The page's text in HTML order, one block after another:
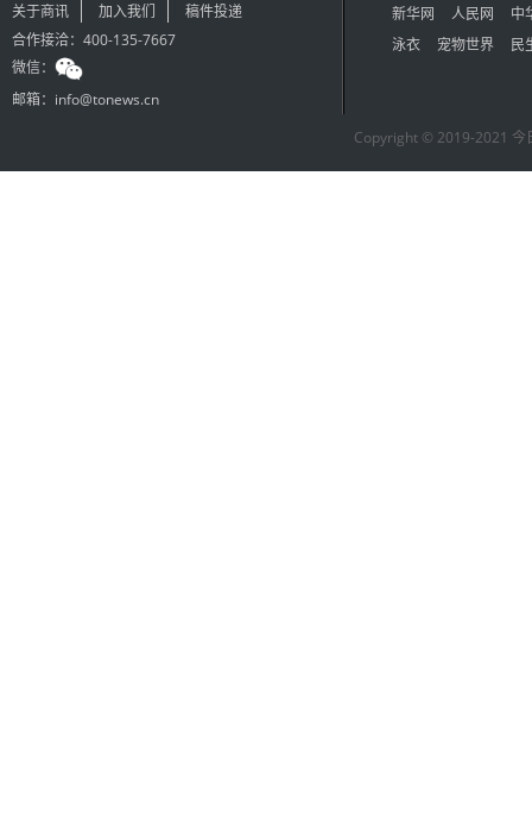
关于商讯 加入我们
稿件投递
合作接洽：400-135-7667
微信：
邮箱：info@tonews.cn
新华网 人民网
中
泳衣
宠物世界 民
Copyright © 2019-2021 今